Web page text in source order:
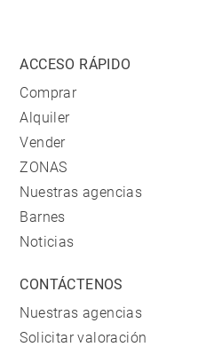
ACCESO RÁPIDO
Comprar
Alquiler
Vender
ZONAS
Nuestras agencias
Barnes
Noticias
CONTÁCTENOS
Nuestras agencias
Solicitar valoración